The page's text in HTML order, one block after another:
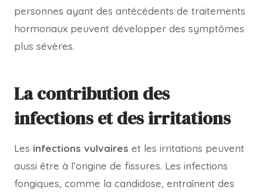
personnes ayant des antécédents de traitements
hormonaux peuvent développer des symptômes
plus sévères.
La contribution des
infections et des irritations
Les infections vulvaires et les irritations peuvent
aussi être à l’origine de fissures. Les infections
fongiques, comme la candidose, entraînent des